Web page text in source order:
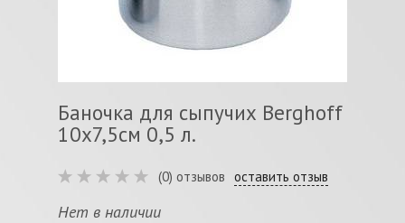
Баночка для сыпучих Berghoff
10х7,5см 0,5 л.
(0) отзывов оставить отзыв
Нет в наличии